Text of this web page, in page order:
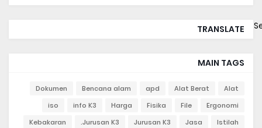
TRANSLATE
MAIN TAGS
Alat
Alat Berat
apd
Bencana alam
Dokumen
Ergonomi
File
Fisika
Harga
info K3
iso
Istilah
Jasa
Jurusan K3
Jurusan K3.
Kebakaran